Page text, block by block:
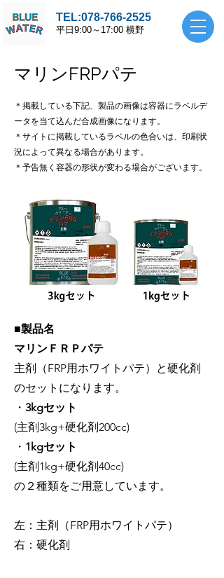
TEL:078-766-2525
平 日9:00～17:00 横野
マリンFRPパテ
＊掲載している下記、製品の画像は容器にラベルデ
ータを当て込んだ合成画像になります。
＊サイトに掲載しているラベルの色合いは、印刷状
況によって異なる場合があります。
＊予告無く容器の形状が変わる場合がございます。
■製品名
マリンＦＲＰパテ
主剤（FRP用ホワイトパテ）と硬化剤
のセットになります。
・ 3kgセット
(主剤3kg+硬化剤200cc)
・ 1kgセット
(主剤1kg+硬化剤40cc)
の２種類をご用意しています。
左：主剤（FRP用ホワイトパテ）
右：硬化剤